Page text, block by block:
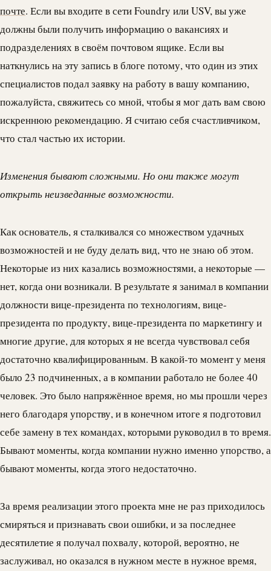
почте. Если вы входите в сети Foundry или USV, вы уже
должны были получить информацию о вакансиях и
подразделениях в своём почтовом ящике. Если вы
наткнулись на эту запись в блоге потому, что один из этих
специалистов подал заявку на работу в вашу компанию,
пожалуйста, свяжитесь со мной, чтобы я мог дать вам свою
искреннюю рекомендацию. Я считаю себя счастливчиком,
что стал частью их истории.
Изменения бывают сложными. Но они также могут
открыть неизведанные возможности.
Как основатель, я сталкивался со множеством удачных
возможностей и не буду делать вид, что не знаю об этом.
Некоторые из них казались возможностями, а некоторые —
нет, когда они возникали. В результате я занимал в компании
должности вице-президента по технологиям, вице-
президента по продукту, вице-президента по маркетингу и
многие другие, для которых я не всегда чувствовал себя
достаточно квалифицированным. В какой-то момент у меня
было 23 подчиненных, а в компании работало не более 40
человек. Это было напряжённое время, но мы прошли через
него благодаря упорству, и в конечном итоге я подготовил
себе замену в тех командах, которыми руководил в то время.
Бывают моменты, когда компании нужно именно упорство, а
бывают моменты, когда этого недостаточно.
За время реализации этого проекта мне не раз приходилось
смиряться и признавать свои ошибки, и за последнее
десятилетие я получал похвалу, которой, вероятно, не
заслуживал, но оказался в нужном месте в нужное время,